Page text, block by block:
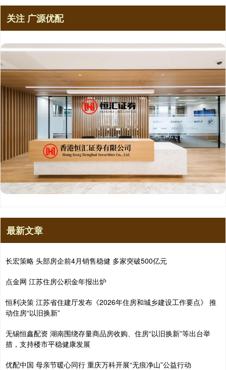
关注 广源优配
最新文章
长宏策略 头部房企前4月销售稳健 多家突破500亿元
点金网 江苏住房公积金年报出炉
恒利决策 江苏省住建厅发布《2026年住房和城乡建设工作要点》 推
动住房“以旧换新”
无锡恒鑫配资 湖南围绕存量商品房收购、住房“以旧换新”等出台举
措，支持楼市平稳健康发展
优配中国 母亲节暖心同行 重庆万科开展“无痕净山”公益行动